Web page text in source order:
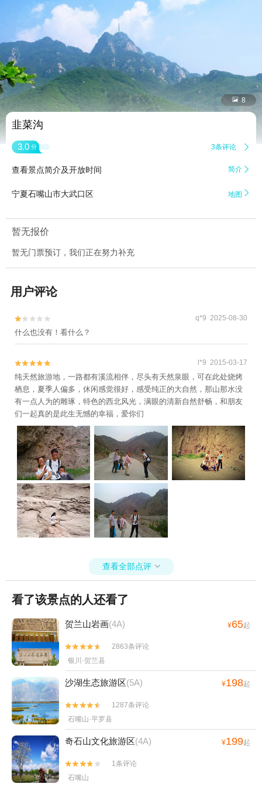
 8
韭菜沟
3.0 分 3条评论 
查看景点简介及开放时间 简介 
宁夏石嘴山市大武口区 地图 
暂无报价
暂无门票预订，我们正在努力补充
用户评论

 q*9 2025-08-30
什么也没有！看什么？

 l*9 2015-03-17
纯天然旅游地，一路都有溪流相伴，尽头有天然泉眼，可在此处烧烤
栖息，夏季人偏多，休闲感觉很好，感受纯正的大自然，那山那水没
有一点人为的雕琢，特色的西北风光，满眼的清新自然舒畅，和朋友
们一起真的是此生无憾的幸福，爱你们
查看全部点评 
看了该景点的人还看了
贺兰山岩画(4A) ¥65起


2863条评论
银川·贺兰县
沙湖生态旅游区(5A) ¥198起


1287条评论
石嘴山·平罗县
奇石山文化旅游区(4A) ¥199起


1条评论
石嘴山